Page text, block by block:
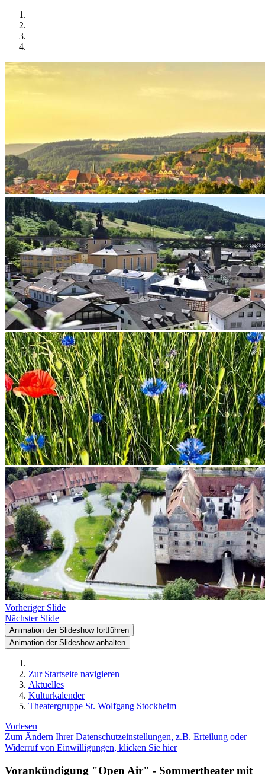
Vorheriger Slide
Nächster Slide
Animation der Slideshow fortführen
Animation der Slideshow anhalten
Zur Startseite navigieren
Aktuelles
Kulturkalender
Theatergruppe St. Wolfgang Stockheim
Vorlesen
Zum Ändern Ihrer Datenschutzeinstellungen, z.B. Erteilung oder
Widerruf von Einwilligungen, klicken Sie hier
Vorankündigung "Open Air" - Sommertheater mit